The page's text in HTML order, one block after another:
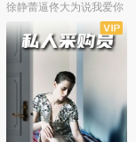
徐静蕾逼佟大为说我爱你